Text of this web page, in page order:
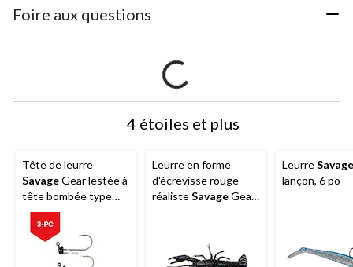
Foire aux questions
4 étoiles et plus
Tête de leurre
SavageGear lestée à
tête bombée type
Ned, noir, 3/16 oz,
paq. 4
Leurre en forme
d'écrevisse rouge
réalisteSavageGear
LeurreSavage
lançon, 6 po